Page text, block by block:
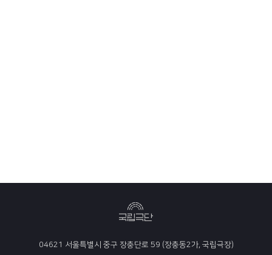
04621 서울특별시 중구 장충단로 59 (장충동2가, 국립극장)